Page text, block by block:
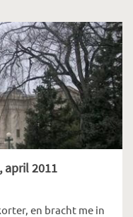
april 2011
en bracht me in